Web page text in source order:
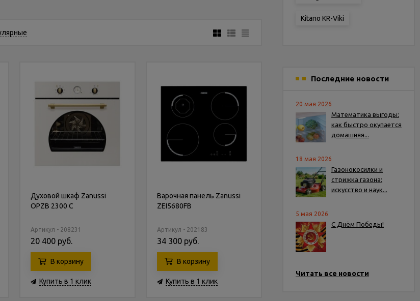
Духовой шкаф Zanussi
OPZB 2300 C
Артикул - 208231
20 400 руб.
В корзину
Купить в 1 клик
Варочная панель Zanussi
ZEI5680FB
Артикул - 202183
34 300 руб.
В корзину
Купить в 1 клик
Kitano KR-Viki
Последние новости
20 мая 2026
Математика выгоды:
как быстро окупается
домашняя...
18 мая 2026
Газонокосилки и
стрижка газона:
искусство и наук...
5 мая 2026
С Днём Победы!
Читать все новости